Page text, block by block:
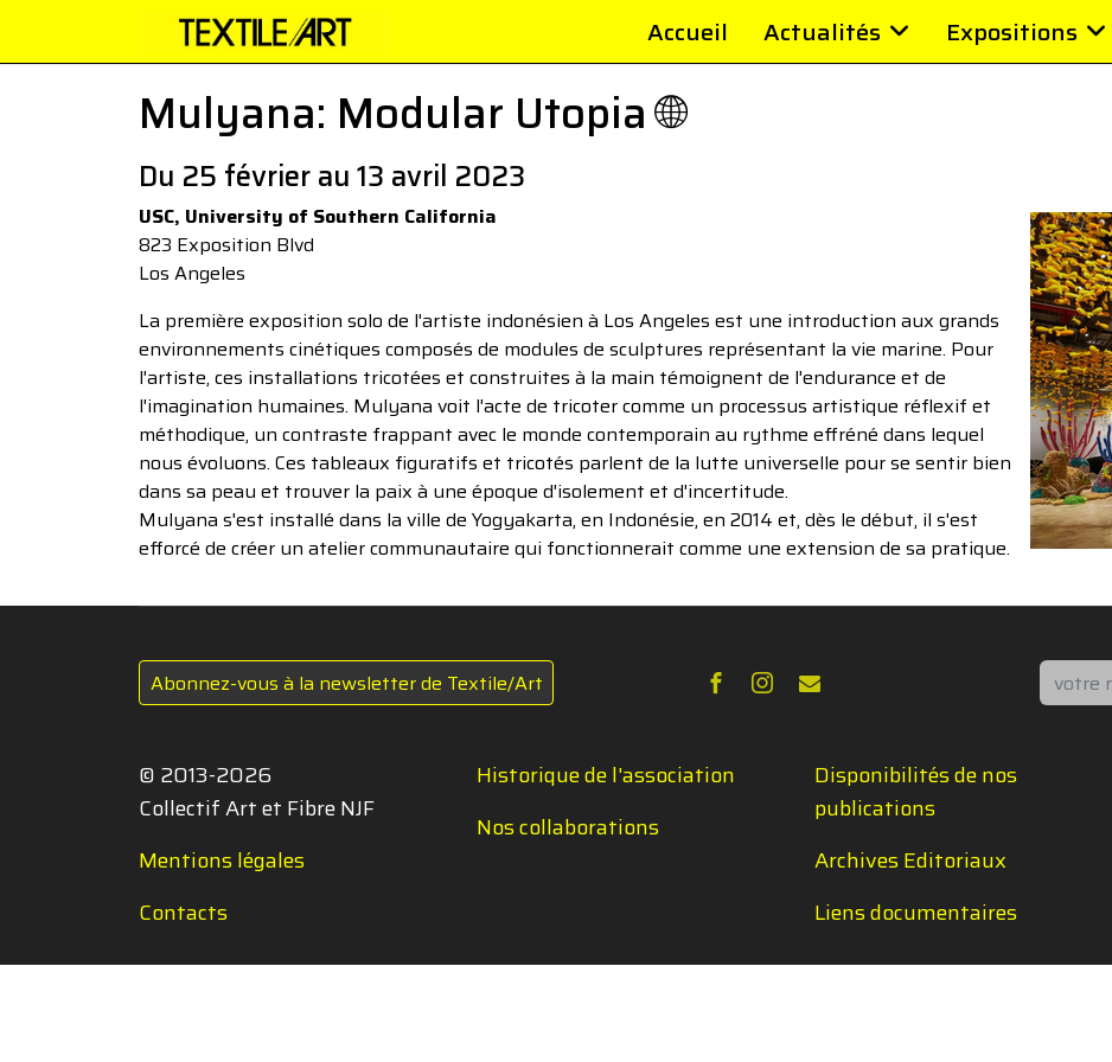
Accueil Actualités Expositions
Mulyana: Modular Utopia 🌐
Du 25 février au 13 avril 2023
USC, University of Southern California
823 Exposition Blvd
Los Angeles
La première exposition solo de l'artiste indonésien à Los Angeles est une introduction aux grands
environnements cinétiques composés de modules de sculptures représentant la vie marine. Pour
l'artiste, ces installations tricotées et construites à la main témoignent de l'endurance et de
l'imagination humaines. Mulyana voit l'acte de tricoter comme un processus artistique réflexif et
méthodique, un contraste frappant avec le monde contemporain au rythme effréné dans lequel
nous évoluons. Ces tableaux figuratifs et tricotés parlent de la lutte universelle pour se sentir bien
dans sa peau et trouver la paix à une époque d'isolement et d'incertitude.
Mulyana s'est installé dans la ville de Yogyakarta, en Indonésie, en 2014 et, dès le début, il s'est
efforcé de créer un atelier communautaire qui fonctionnerait comme une extension de sa pratique.
Abonnez-vous à la newsletter de Textile/Art Rechercher
© 2013-2026
Collectif Art et Fibre NJF
Mentions légales
Contacts
Historique de l'association
Nos collaborations
Disponibilités de nos
publications
Archives Editoriaux
Liens documentaires